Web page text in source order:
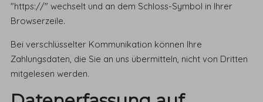
"https://" wechselt und an dem Schloss-Symbol in Ihrer
Browserzeile.
Bei verschlüsselter Kommunikation können Ihre
Zahlungsdaten, die Sie an uns übermitteln, nicht von Dritten
mitgelesen werden.